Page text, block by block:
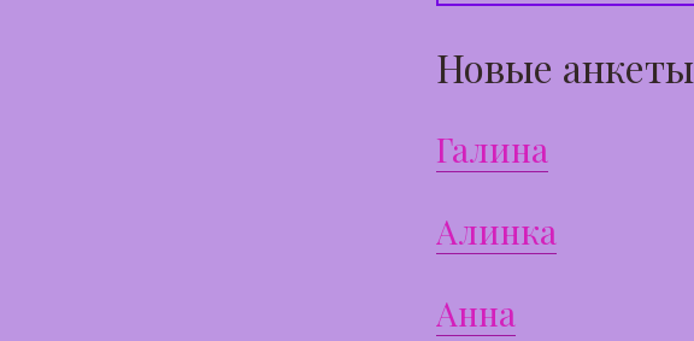
Новые анкеты
Галина
Алинка
Анна